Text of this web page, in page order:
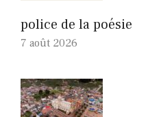
police de la poésie
7 août 2026